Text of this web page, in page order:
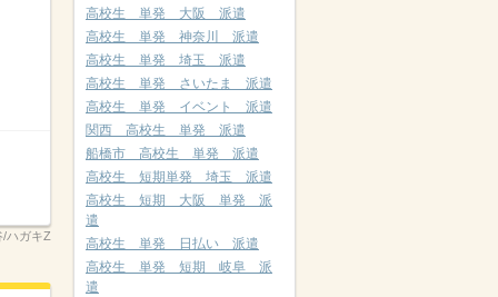
/ハガキZ
高校生 単発 大阪 派遣
高校生 単発 神奈川 派遣
高校生 単発 埼玉 派遣
高校生 単発 さいたま 派遣
高校生 単発 イベント 派遣
関西 高校生 単発 派遣
船橋市 高校生 単発 派遣
高校生 短期単発 埼玉 派遣
高校生 短期 大阪 単発 派
遣
高校生 単発 日払い 派遣
高校生 単発 短期 岐阜 派
遣